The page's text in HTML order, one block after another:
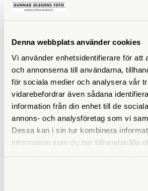
Denna webbplats använder cookies
Vi använder enhetsidentifierare för att
och annonserna till användarna,
för sociala medier och analysera vår
vidarebefordrar även sådana
information från din enhet till de
annons- och analysföretag som vi
Dessa kan i sin tur kombinera
information som du har tillhandahållit
LIKNANDE PRODUKTER